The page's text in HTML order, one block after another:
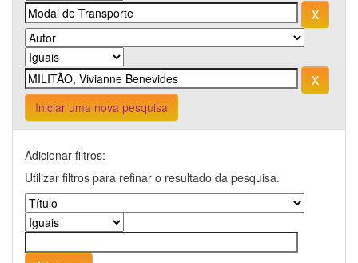
Iniciar uma nova pesquisa
Adicionar filtros:
Utilizar filtros para refinar o resultado da pesquisa.